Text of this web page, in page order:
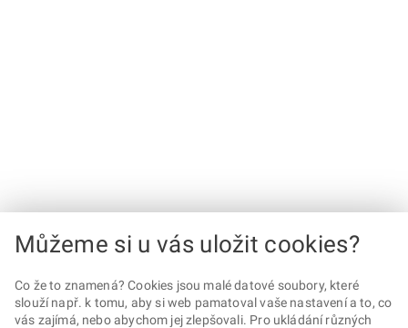
Můžeme si u vás uložit cookies?
Co že to znamená? Cookies jsou malé datové soubory, které
slouží např. k tomu, aby si web pamatoval vaše nastavení a to, co
vás zajímá, nebo abychom jej zlepšovali. Pro ukládání různých